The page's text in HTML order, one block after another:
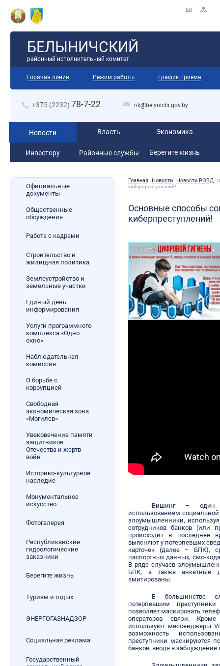
БЕЛЫНИЧСКИЙ
районный исполнительный комитет
Горячая линия Режим работы График приема
+375 (2232) 78-7-22 rik@belynichi.gov.by
Новости Власть Экономика
Инвестору Районные службы Берегите жизнь
Официальные
документы
Общественные
обсуждения
Работа с кадрами
Строительство и
жилищная политика
Землеустройство и
земельные участки
Единый день
информирования
Услуги программного
комплекса «Одно
окно»
Наблюдательная
комиссия
О борьбе с
коррупцией
Свободная
экономическая зона
«Могилев»
Увековечение памяти
защитников
Отечества и жертв
войн
Историко-культурное
наследие
Монументальное
искусство
Фотогалерея
Республиканские
гидрологические
заказники
Берегите жизнь
Туризм и отдых
ЭНЕРГОГАЗНАДЗОР
Социальная реклама
Государственный
Главная- Новости- Новости РОВД -
киберпреступлений!
Основные способы
киберпреступлений!
Вишинг– один
использованием
злоумышленники,
сотрудников банков (или
происходит в последнее
выясняют у потерпевших
карточек (далее – БПК),
паспортных данных, смс-
В ряде случаев
БПК, а также анкетные
эмитированы.
В большинстве
потерпевшим
позволяет маскировать
операторов связи.
используют мессенджеры
возможность
преступники маскируются
банков, вводя в